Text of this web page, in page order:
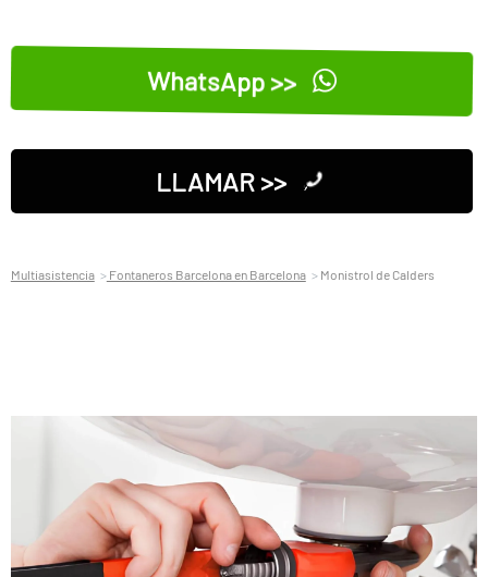
WhatsApp >>
LLAMAR >>
Multiasistencia Fontaneros Barcelona en Barcelona Monistrol de Calders